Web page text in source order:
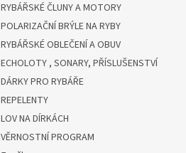
RYBÁŘSKÉ ČLUNY A MOTORY
POLARIZAČNÍ BRÝLE NA RYBY
RYBÁŘSKÉ OBLEČENÍ A OBUV
ECHOLOTY , SONARY, PŘÍSLUŠENSTVÍ
DÁRKY PRO RYBÁŘE
REPELENTY
LOV NA DÍRKÁCH
VĚRNOSTNÍ PROGRAM